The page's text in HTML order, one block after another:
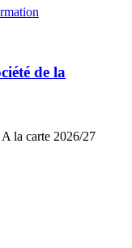
de la
A la carte 2026/27